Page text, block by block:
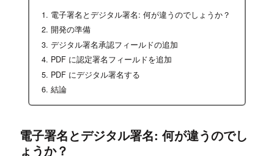
電子署名とデジタル署名: 何が違うのでしょうか？
開発の準備
デジタル署名承認フィールドの追加
PDF に認定署名フィールドを追加
PDF にデジタル署名する
結論
電子署名とデジタル署名: 何が違うのでし
ょうか？